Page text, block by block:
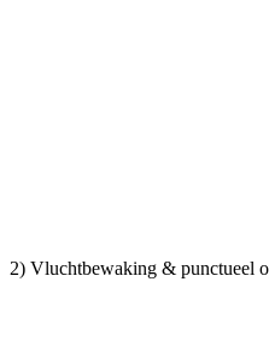
2) Vluchtbewaking & punctueel